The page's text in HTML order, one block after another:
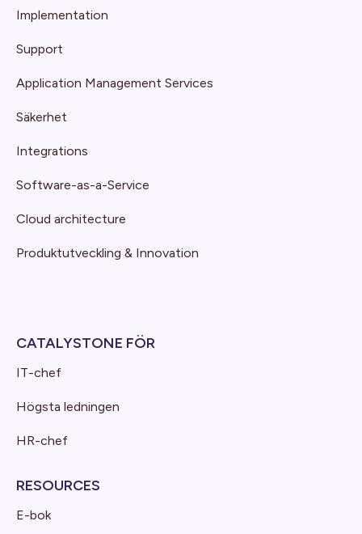
Implementation
Support
Application Management Services
Säkerhet
Integrations
Software-as-a-Service
Cloud architecture
Produktutveckling & Innovation
CATALYSTONE FÖR
IT-chef
Högsta ledningen
HR-chef
RESOURCES
E-bok